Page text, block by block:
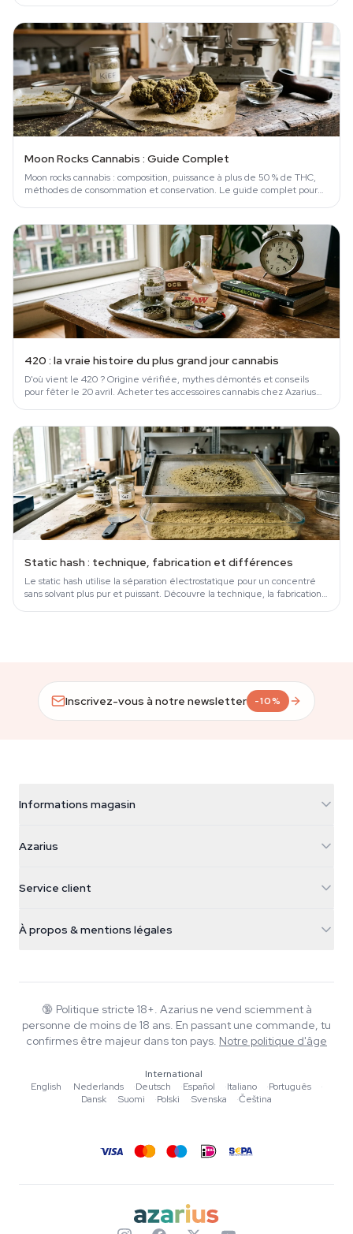
Moon Rocks Cannabis : Guide Complet
Moon rocks cannabis : composition, puissance à plus de 50 % de THC,
méthodes de consommation et conservation. Le guide complet pour
420 : la vraie histoire du plus grand jour cannabis
D'où vient le 420 ? Origine vérifiée, mythes démontés et conseils
pour fêter le 20 avril. Acheter tes accessoires cannabis chez Azarius
Static hash : technique, fabrication et différences
Le static hash utilise la séparation électrostatique pour un concentré
sans solvant plus pur et puissant. Découvre la technique, la fabrication
Inscrivez-vous à notre newsletter -10%
Informations magasin
Galvaniweg 11
Nederland
+31(0)204897914
Azarius
Smokeshop
Service client
Politique de retour
Politique de confidentialité
À propos & mentions légales
Wiki
Musique
Normes éditoriales
Outils & Calculateurs
🔞 Politique stricte 18+. Azarius ne vend sciemment à
personne de moins de 18 ans. En passant une commande, tu
confirmes être majeur dans ton pays. Notre politique d'âge
International
English
·Nederlands ·Deutsch ·Español ·Italiano ·Português
·
Dansk
·Suomi ·Polski ·Svenska ·Čeština